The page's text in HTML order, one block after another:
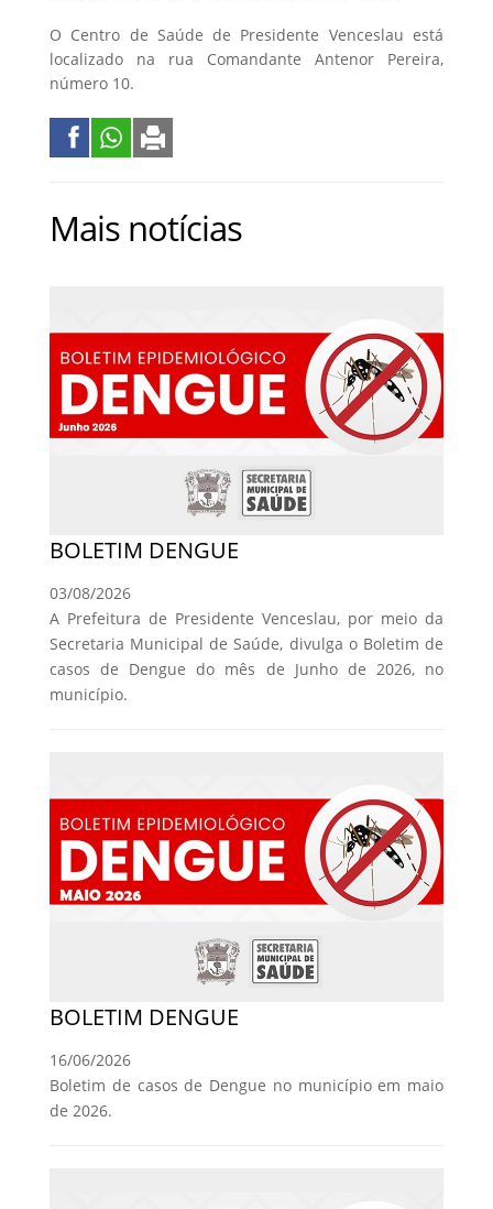
O Centro de Saúde de Presidente Venceslau está
localizado na rua Comandante Antenor Pereira,
número 10.
Mais notícias
BOLETIM DENGUE
03/08/2026
A Prefeitura de Presidente Venceslau, por meio da
Secretaria Municipal de Saúde, divulga o Boletim de
casos de Dengue do mês de Junho de 2026, no
município.
BOLETIM DENGUE
16/06/2026
Boletim de casos de Dengue no município em maio
de 2026.